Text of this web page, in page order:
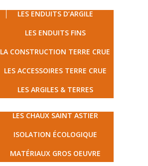
LES ENDUITS D’ARGILE
LES ENDUITS FINS
LA CONSTRUCTION TERRE CRUE
LES ACCESSOIRES TERRE CRUE
LES ARGILES & TERRES
LES CHAUX SAINT ASTIER
ISOLATION ÉCOLOGIQUE
MATÉRIAUX GROS OEUVRE